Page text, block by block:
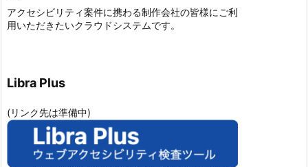
アクセシビリティ案件に携わる制作会社の皆様にご利
用いただきたいクラウドシステムです。
Libra Plus
(リンク先は準備中)